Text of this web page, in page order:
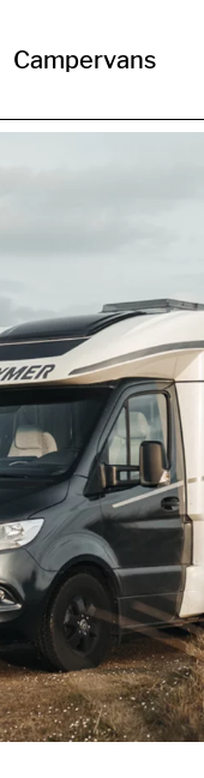
Campervans